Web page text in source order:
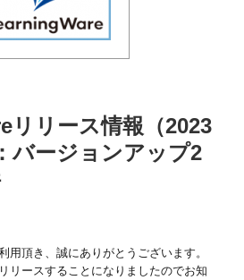
リリース情報（2023
バージョンアップ2
用頂き、誠にありがとうございます。
リースすることになりましたのでお知